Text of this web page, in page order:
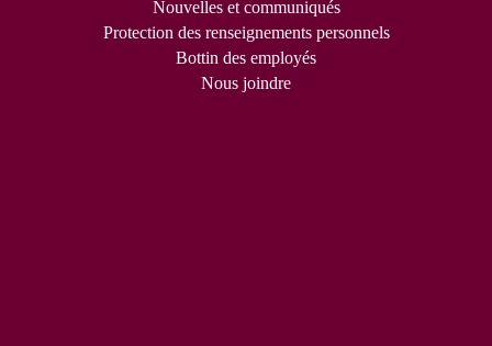
Nouvelles et communiqués
Protection des renseignements personnels
Bottin des employés
Nous joindre